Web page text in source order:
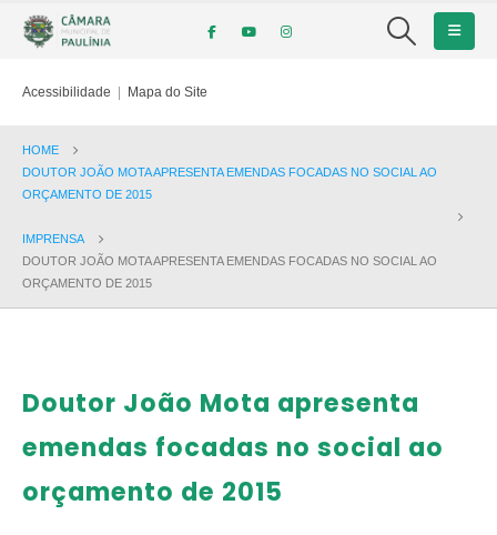
Acessibilidade | Mapa do Site
HOME
DOUTOR JOÃO MOTA APRESENTA EMENDAS FOCADAS NO SOCIAL AO
ORÇAMENTO DE 2015
IMPRENSA
DOUTOR JOÃO MOTA APRESENTA EMENDAS FOCADAS NO SOCIAL AO
ORÇAMENTO DE 2015
Doutor João Mota apresenta
emendas focadas no social ao
orçamento de 2015